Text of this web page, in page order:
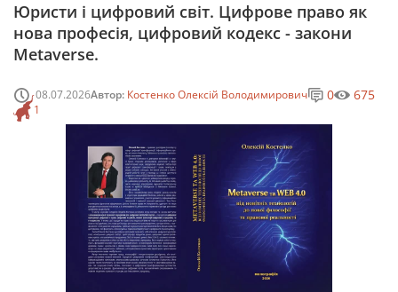
Юристи і цифровий світ. Цифрове право як
нова професія, цифровий кодекс - закони
Metaverse.
08.07.2026Автор: Костенко Олексій Володимирович
1
0 675